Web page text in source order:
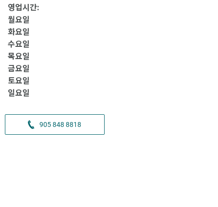
영업시간:
월요일
화요일
수요일
목요일
금요일
토요일
일요일
905 848 8818